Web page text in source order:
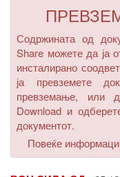
Содржината од
Share можете да ја
инсталирано
ја превземете
превземање, или
Download и
документот.
Повеќе